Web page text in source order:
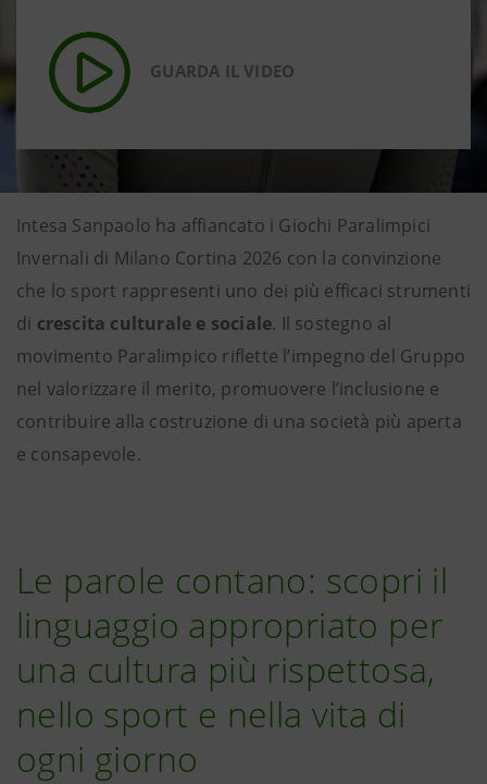
GUARDA IL VIDEO
Intesa Sanpaolo ha affiancato i Giochi Paralimpici
Invernali di Milano Cortina 2026 con la convinzione
che lo sport rappresenti uno dei più efficaci strumenti
di crescita culturale e sociale. Il sostegno al
movimento Paralimpico riflette l’impegno del Gruppo
nel valorizzare il merito, promuovere l’inclusione e
contribuire alla costruzione di una società più aperta
e consapevole.
Le parole contano: scopri il
linguaggio appropriato per
una cultura più rispettosa,
nello sport e nella vita di
ogni giorno